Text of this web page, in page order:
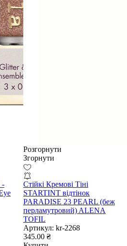
-
Розгорнути
Згорнути
Стійкі Кремові Тіні
STARTINT відтінок
PARADISE 23 PEARL (беж
перламутровий) ALENA
TOFIL
Артикул: kr-2268
345.00 ₴